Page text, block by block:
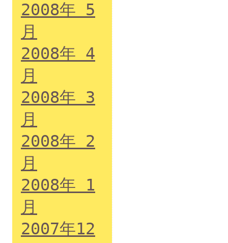
2008年 5
月
2008年 4
月
2008年 3
月
2008年 2
月
2008年 1
月
2007年12